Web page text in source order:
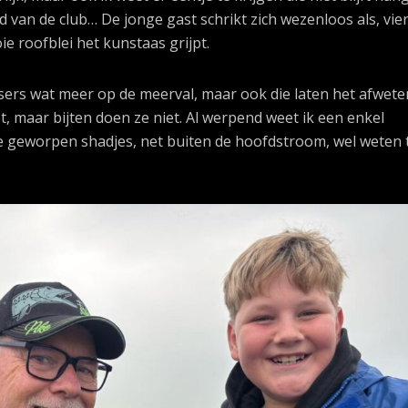
van de club… De jonge gast schrikt zich wezenloos als,
roofblei het kunstaas grijpt.
wat meer op de meerval, maar ook die laten het
maar bijten doen ze niet. Al werpend weet ik een enkel
geworpen shadjes, net buiten de hoofdstroom, wel weten